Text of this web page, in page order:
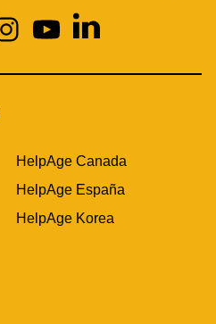
HelpAge Canada
HelpAge España
HelpAge Korea